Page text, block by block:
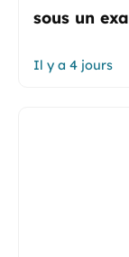
sous un
Il y a 4 jours